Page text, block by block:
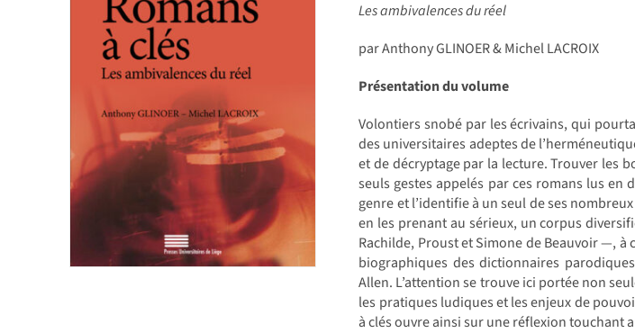
Les ambivalences du réel
par Anthony GLINOER & Michel LACROIX
Présentation du volume
Volontiers snobé par les écrivains, qui
des universitaires adeptes de
et de décryptage par la lecture. Trouver les
seuls gestes appelés par ces romans lus
genre et l’identifie à un seul de ses
en les prenant au sérieux, un corpus
Rachilde, Proust et Simone de Beauvoir —,
biographiques des dictionnaires
Allen. L’attention se trouve ici portée non
les pratiques ludiques et les enjeux de
à clés ouvre ainsi sur une réflexion touchant